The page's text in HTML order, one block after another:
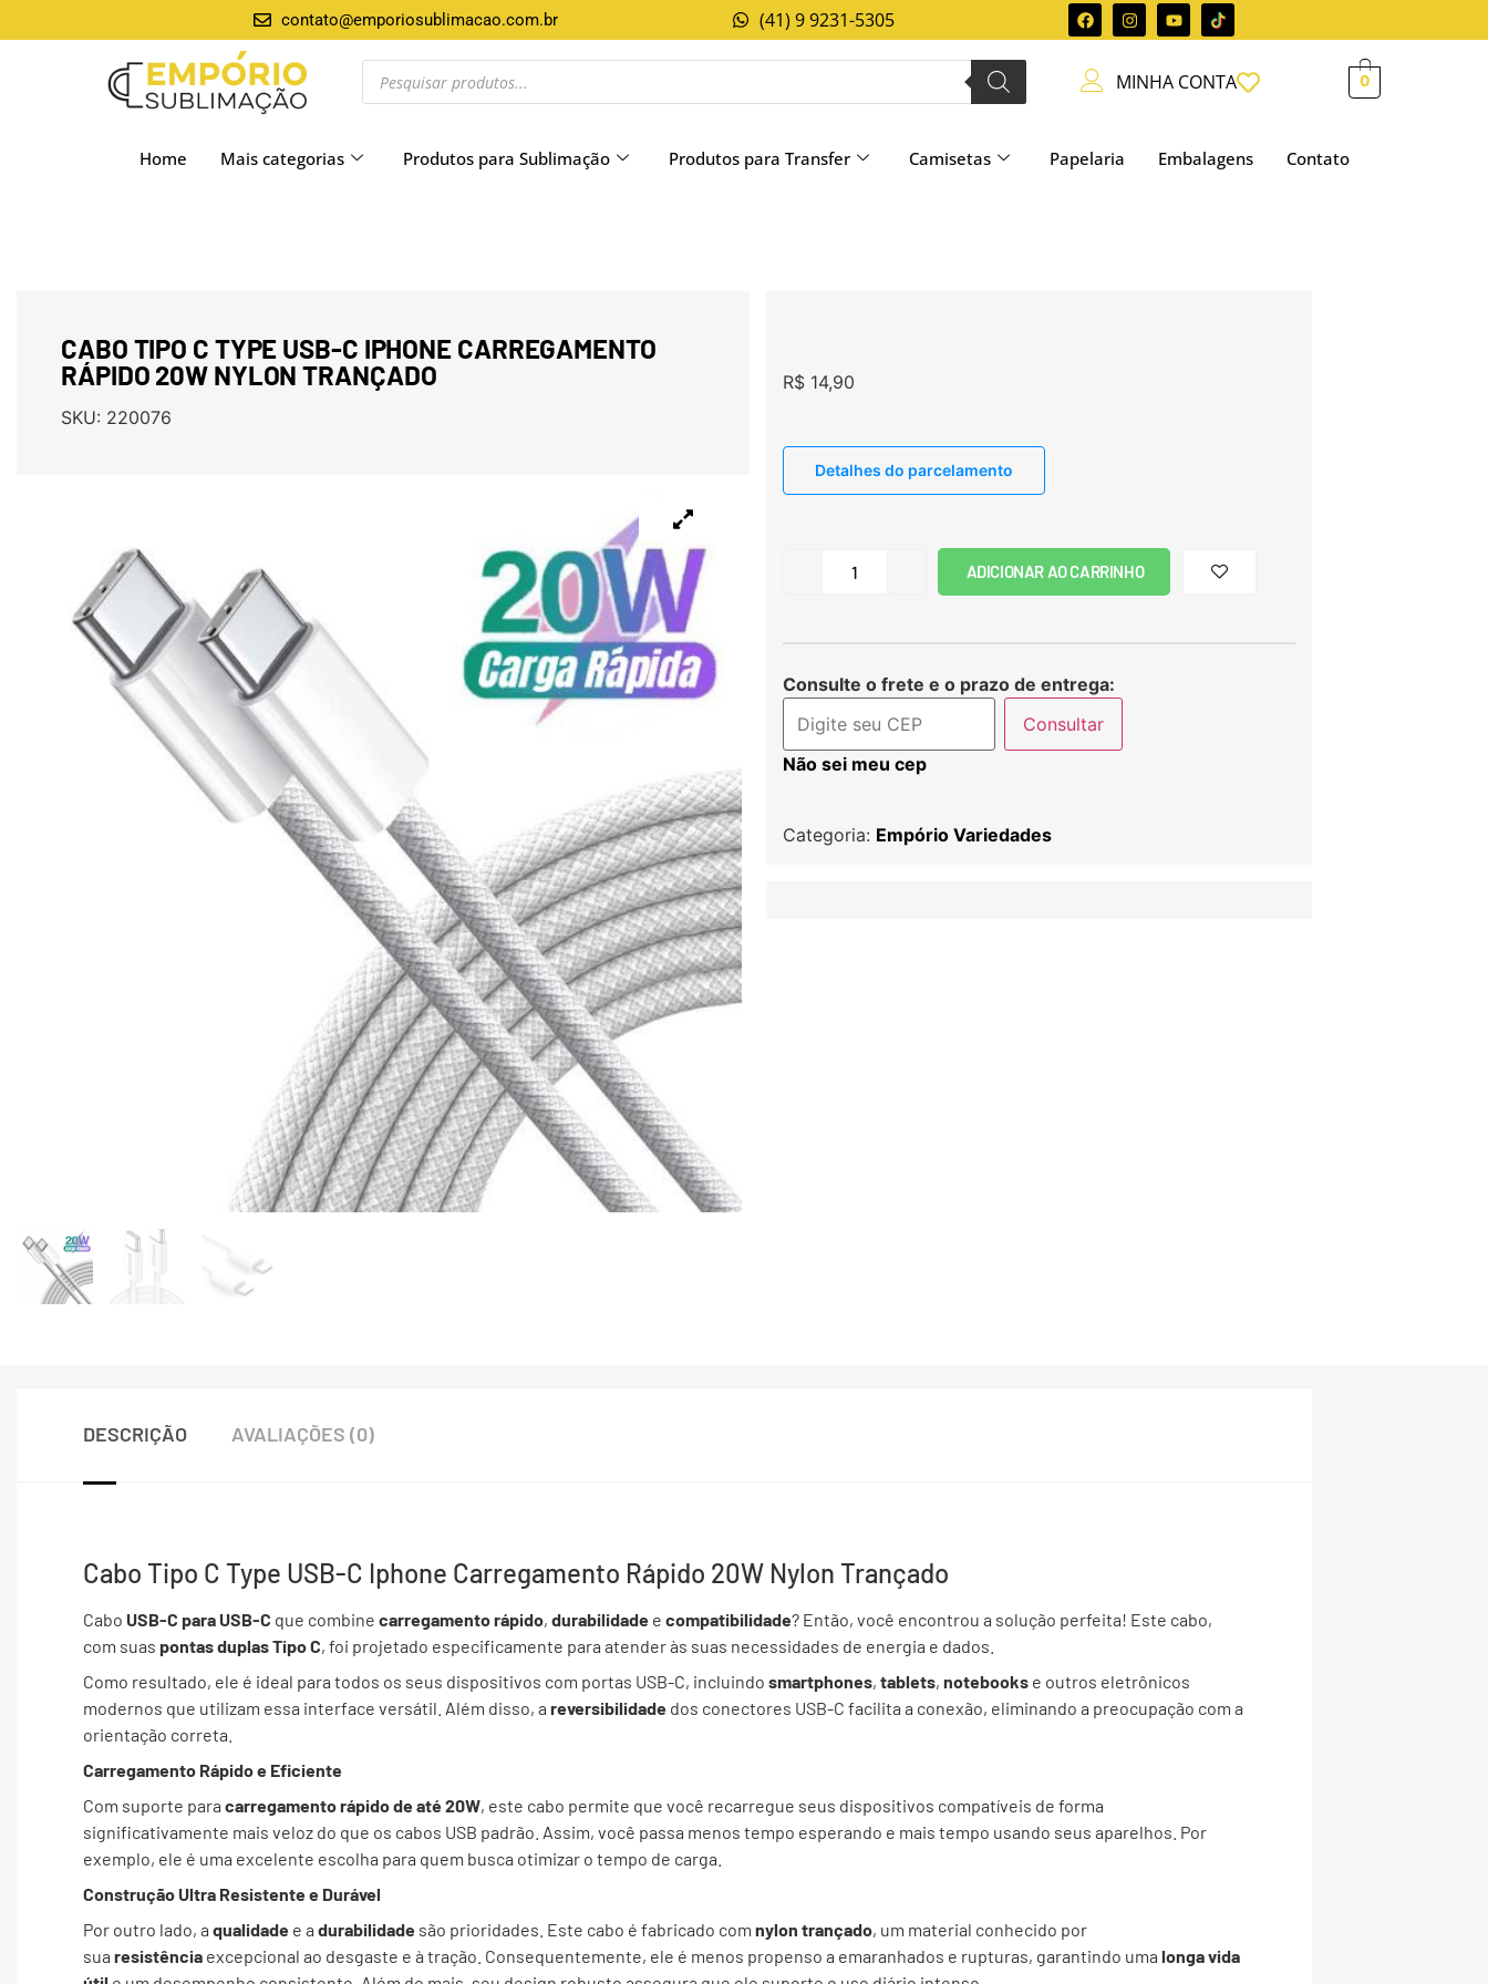
contato@emporiosublimacao.com.br (41) 9 9231-5305
MINHA CONTA 0
Home Mais categorias Produtos para Sublimação Produtos para Transfer Camisetas Papelaria Embalagens Contato
CABO TIPO C TYPE USB-C IPHONE CARREGAMENTO
RÁPIDO 20W NYLON TRANÇADO
SKU: 220076
R$14,90
Detalhes do parcelamento
ADICIONAR AO CARRINHO
Consulte o frete e o prazo de entrega:
Consultar
Não sei meu cep
Categoria: Empório Variedades
DESCRIÇÃO AVALIAÇÕES (0)
Cabo Tipo C Type USB-C Iphone Carregamento Rápido 20W Nylon Trançado
Cabo USB-C para USB-C que combine carregamento rápido, durabilidade e compatibilidade? Então, você encontrou a solução perfeita! Este cabo,
com suas pontas duplas Tipo C, foi projetado especificamente para atender às suas necessidades de energia e dados.
Como resultado, ele é ideal para todos os seus dispositivos com portas USB-C, incluindo smartphones, tablets, notebooks e outros eletrônicos
modernos que utilizam essa interface versátil. Além disso, a reversibilidade dos conectores USB-C facilita a conexão, eliminando a preocupação com a
orientação correta.
Carregamento Rápido e Eficiente
Com suporte para carregamento rápido de até 20W, este cabo permite que você recarregue seus dispositivos compatíveis de forma
significativamente mais veloz do que os cabos USB padrão. Assim, você passa menos tempo esperando e mais tempo usando seus aparelhos. Por
exemplo, ele é uma excelente escolha para quem busca otimizar o tempo de carga.
Construção Ultra Resistente e Durável
Por outro lado, a qualidade e a durabilidade são prioridades. Este cabo é fabricado com nylon trançado, um material conhecido por
sua resistência excepcional ao desgaste e à tração. Consequentemente, ele é menos propenso a emaranhados e rupturas, garantindo uma longa vida